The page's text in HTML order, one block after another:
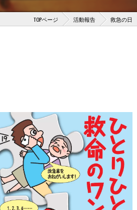
TOPページ 活動報告 救急の日